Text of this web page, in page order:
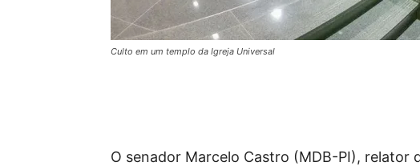
Culto em um templo da Igreja Universal
O senador Marcelo Castro (MDB-PI), relator